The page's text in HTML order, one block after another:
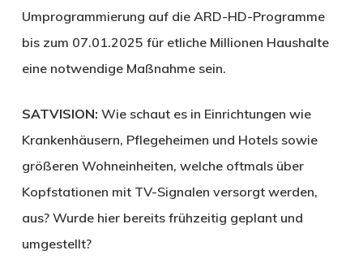
Umprogrammierung auf die ARD-HD-Programme
bis zum 07.01.2025 für etliche Millionen Haushalte
eine notwendige Maßnahme sein.
SATVISION: Wie schaut es in Einrichtungen wie
Krankenhäusern, Pflegeheimen und Hotels sowie
größeren Wohneinheiten, welche oftmals über
Kopfstationen mit TV-Signalen versorgt werden,
aus? Wurde hier bereits frühzeitig geplant und
umgestellt?